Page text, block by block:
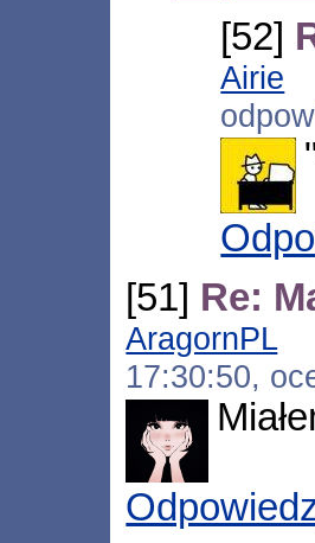
[52]
Airie
[51] Re:
AragornPL
17:30:50,